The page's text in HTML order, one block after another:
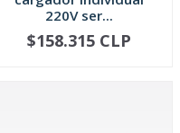
220V ser...
AGOTADO
$158.315 CLP